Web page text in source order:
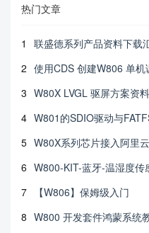
热门文章
1
联盛德系列产品资料下载
2 使用CDS 创建W806 单
3 W80X LVGL 驱屏方案资
4 W801的SDIO驱动与
5 W80X系列芯片接入阿里
6 W800-KIT-蓝牙-温湿度
7
【W806】保姆级入门
8 W800 开发套件鸿蒙系统